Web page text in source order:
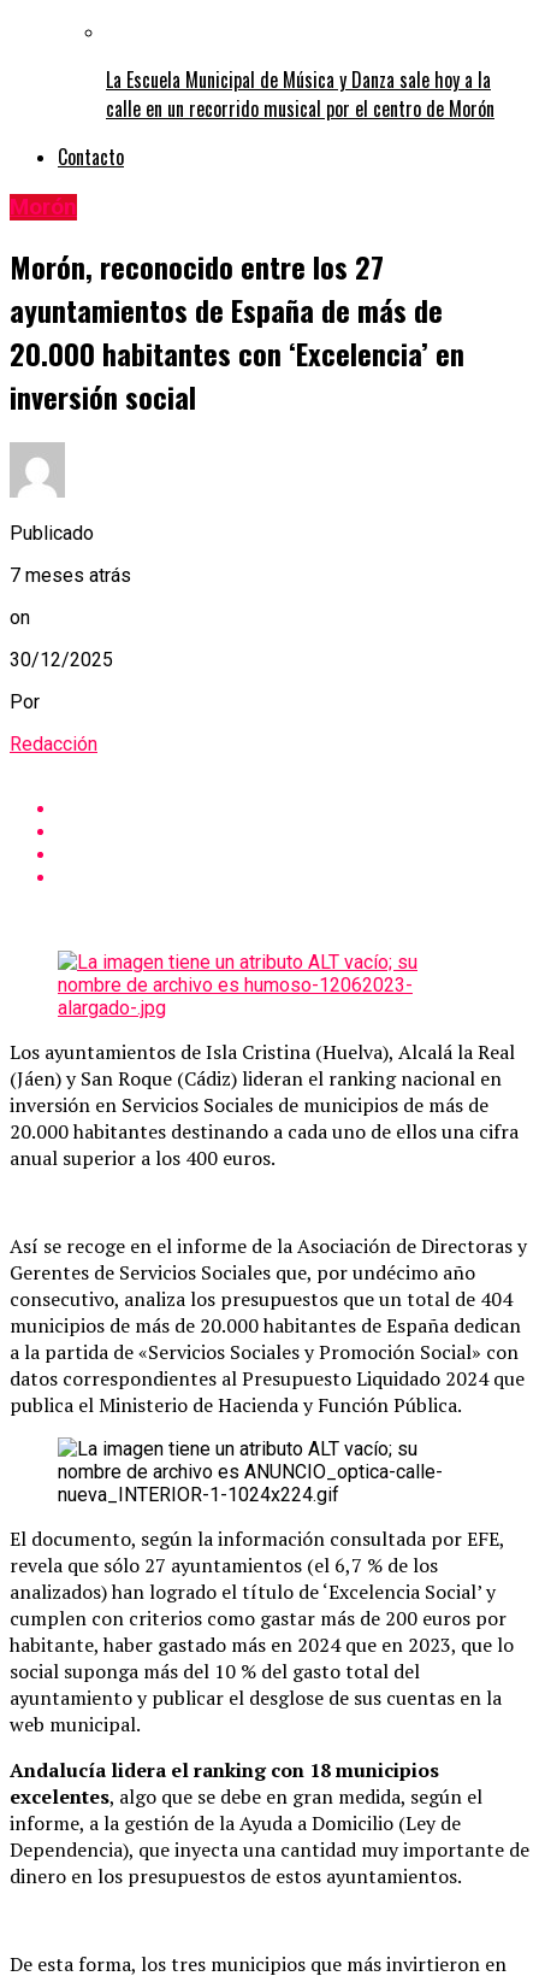
La Escuela Municipal de Música y Danza sale hoy a la
calle en un recorrido musical por el centro de Morón
Contacto
Morón
Morón, reconocido entre los 27
ayuntamientos de España de más de
20.000 habitantes con ‘Excelencia’ en
inversión social
Publicado
7 meses atrás
on
30/12/2025
Por
Redacción
Los ayuntamientos de Isla Cristina (Huelva), Alcalá la Real
(Jáen) y San Roque (Cádiz) lideran el ranking nacional en
inversión en Servicios Sociales de municipios de más de
20.000 habitantes destinando a cada uno de ellos una cifra
anual superior a los 400 euros.
Así se recoge en el informe de la Asociación de Directoras y
Gerentes de Servicios Sociales que, por undécimo año
consecutivo, analiza los presupuestos que un total de 404
municipios de más de 20.000 habitantes de España dedican
a la partida de «Servicios Sociales y Promoción Social» con
datos correspondientes al Presupuesto Liquidado 2024 que
publica el Ministerio de Hacienda y Función Pública.
El documento, según la información consultada por EFE,
revela que sólo 27 ayuntamientos (el 6,7 % de los
analizados) han logrado el título de ‘Excelencia Social’ y
cumplen con criterios como gastar más de 200 euros por
habitante, haber gastado más en 2024 que en 2023, que lo
social suponga más del 10 % del gasto total del
ayuntamiento y publicar el desglose de sus cuentas en la
web municipal.
Andalucía lidera el ranking con 18 municipios
excelentes, algo que se debe en gran medida, según el
informe, a la gestión de la Ayuda a Domicilio (Ley de
Dependencia), que inyecta una cantidad muy importante de
dinero en los presupuestos de estos ayuntamientos.
De esta forma, los tres municipios que más invirtieron en